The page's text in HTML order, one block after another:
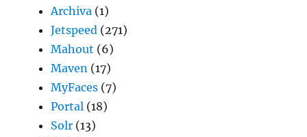
Archiva (1)
Jetspeed (271)
Mahout (6)
Maven (17)
MyFaces (7)
Portal (18)
Solr (13)